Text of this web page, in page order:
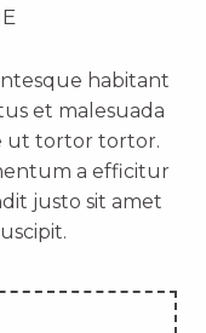
habitant
et malesuada
ut tortor tortor.
a efficitur
justo sit amet